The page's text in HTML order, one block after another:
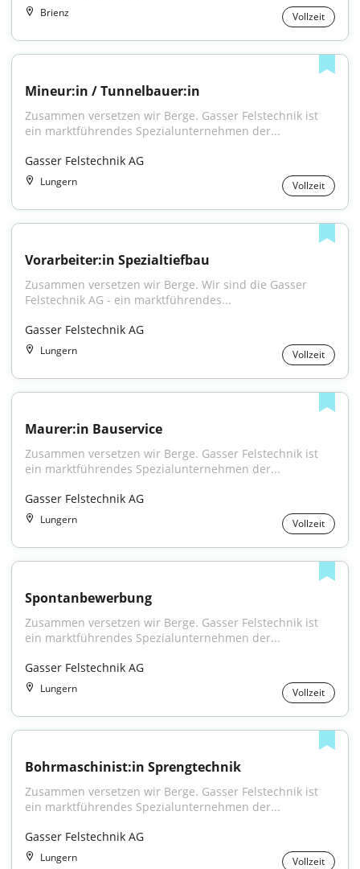
Brienz Vollzeit
Mineur:in / Tunnelbauer:in
Zusammen versetzen wir Berge. Gasser Felstechnik ist
ein marktführendes Spezialunternehmen der...
Gasser Felstechnik AG
Lungern Vollzeit
Vorarbeiter:in Spezialtiefbau
Zusammen versetzen wir Berge. Wir sind die Gasser
Felstechnik AG - ein marktführendes...
Gasser Felstechnik AG
Lungern Vollzeit
Maurer:in Bauservice
Zusammen versetzen wir Berge. Gasser Felstechnik ist
ein marktführendes Spezialunternehmen der...
Gasser Felstechnik AG
Lungern Vollzeit
Spontanbewerbung
Zusammen versetzen wir Berge. Gasser Felstechnik ist
ein marktführendes Spezialunternehmen der...
Gasser Felstechnik AG
Lungern Vollzeit
Bohrmaschinist:in Sprengtechnik
Zusammen versetzen wir Berge. Gasser Felstechnik ist
ein marktführendes Spezialunternehmen der...
Gasser Felstechnik AG
Lungern Vollzeit